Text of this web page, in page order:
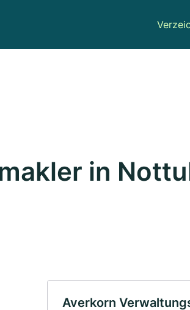
in
Averkorn